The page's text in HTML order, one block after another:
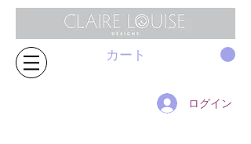
カート
ログイン